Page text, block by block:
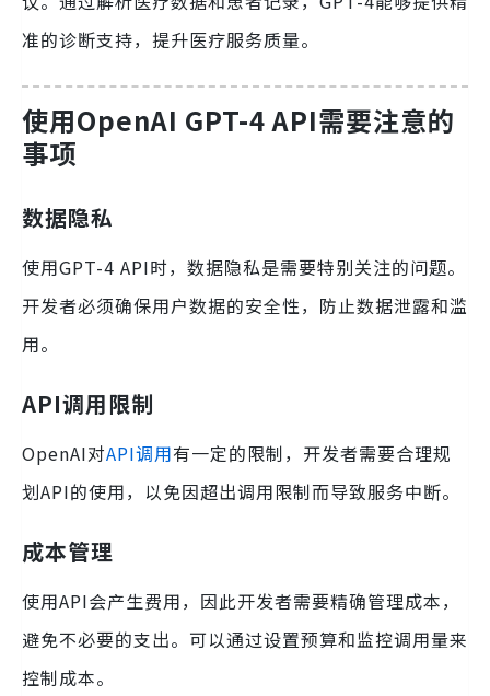
准的诊断支持，提升医疗服务质量。
使用OpenAI GPT-4 API需要注意的
事项
数据隐私
使用GPT-4 API时，数据隐私是需要特别关注的问题。
开发者必须确保用户数据的安全性，防止数据泄露和滥
用。
API调用限制
OpenAI对API调用有一定的限制，开发者需要合理规
划API的使用，以免因超出调用限制而导致服务中断。
成本管理
使用API会产生费用，因此开发者需要精确管理成本，
避免不必要的支出。可以通过设置预算和监控调用量来
控制成本。